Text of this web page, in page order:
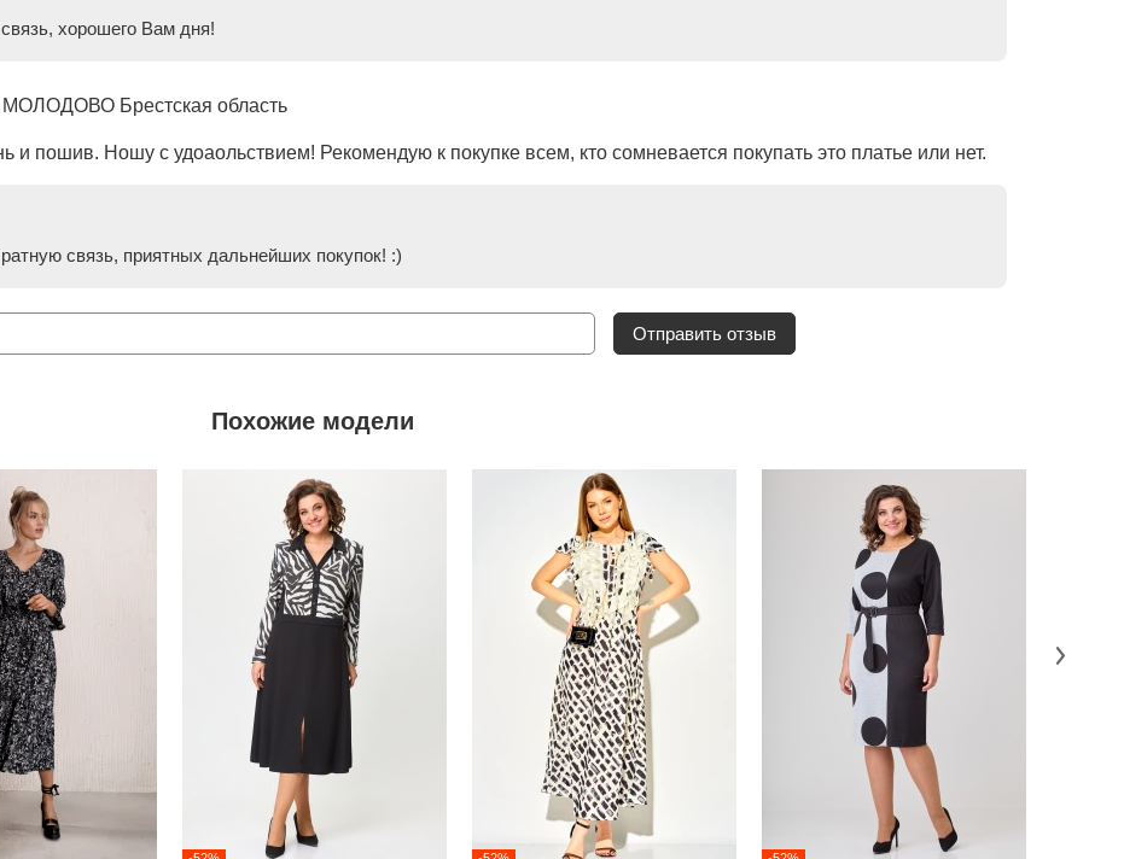
хорошего Вам дня!
Брестская область
и пошив. Ношу с удоаольствием! Рекомендую к покупке всем, кто сомневается покупать это платье или нет.
связь, приятных дальнейших покупок! :)
Отправить отзыв
Похожие модели